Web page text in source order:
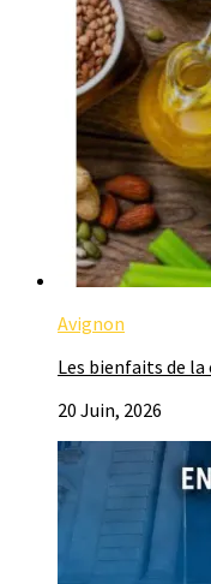
Avignon
Les bienfaits de
20 Juin, 2026